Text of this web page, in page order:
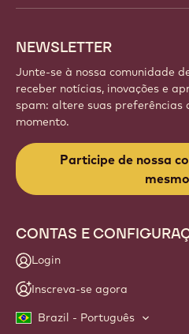
NEWSLETTER
Junte-se à nossa comunidade
receber notícias, inovações e
spam: altere suas preferências
momento.
Participe de nossa
CONTAS E
Login
Inscreva-se agora
Brazil - Português